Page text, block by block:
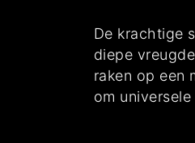
De krachtige
diepe
raken op een
om